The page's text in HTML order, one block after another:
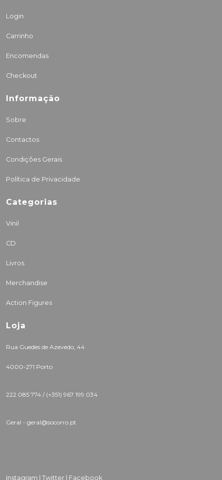
Login
Carrinho
Encomendas
Checkout
Informação
Sobre
Contactos
Condições Gerais
Política de Privacidade
Categorias
Vinil
CD
Livros
Merchandise
Action Figures
Loja
Rua Guedes de Azevedo, 44
4000-271 Porto
222 085 774 / (+351) 967 199 034
Geral - geral@socorro.pt
Instagram | Twitter | Facebook